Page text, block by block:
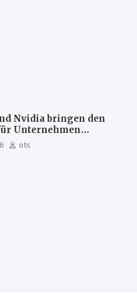
Nvidia bringen den
Unternehmen
auf Ihrem Computer
weiter in der Cloud
ots